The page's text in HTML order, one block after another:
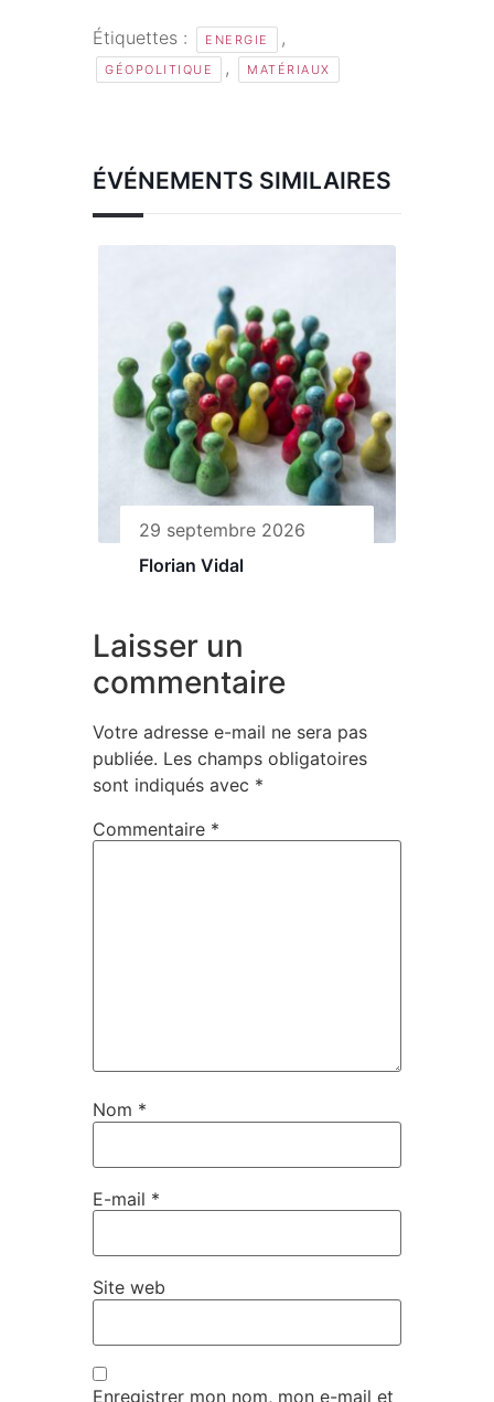
Étiquettes : ENERGIE ,
GÉOPOLITIQUE , MATÉRIAUX
ÉVÉNEMENTS SIMILAIRES
29 septembre 2026
Florian Vidal
Laisser un
commentaire
Votre adresse e-mail ne sera pas
publiée. Les champs obligatoires
sont indiqués avec *
Commentaire *
Nom *
E-mail *
Site web
Enregistrer mon nom, mon e-mail et